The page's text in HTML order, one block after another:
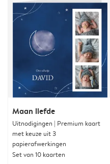
Maan liefde
Uitnodigingen | Premium kaart
met keuze uit 3
papierafwerkingen
Set van 10 kaarten